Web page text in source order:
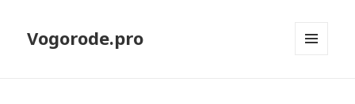
Vogorode.pro